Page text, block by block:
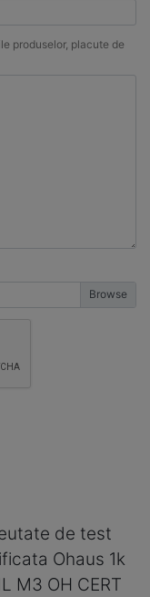
produselor, placute de
de test
Ohaus 1k
M3 OH CERT